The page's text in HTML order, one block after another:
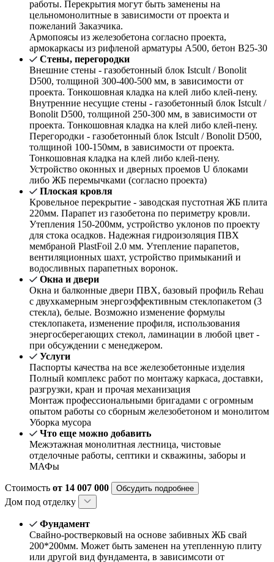
работы. Перекрытия могут быть заменены на
цельномонолитные в зависимости от проекта и
пожеланий Заказчика.
Армопоясы из железобетона согласно проекта,
армокаркасы из рифленой арматуры А500, бетон В25-30
Стены, перегородки
Внешние стены - газобетонный блок Istcult / Bonolit
D500, толщиной 300-400-500 мм, в зависимости от
проекта. Тонкошовная кладка на клей либо клей-пену.
Внутренние несущие стены - газобетонный блок Istcult /
Bonolit D500, толщиной 250-300 мм, в зависимости от
проекта. Тонкошовная кладка на клей либо клей-пену.
Перегородки - газобетонный блок Istcult / Bonolit D500,
толщиной 100-150мм, в зависимости от проекта.
Тонкошовная кладка на клей либо клей-пену.
Устройство оконных и дверных проемов U блоками
либо ЖБ перемычками (согласно проекта)
Плоская кровля
Кровельное перекрытие - заводская пустотная ЖБ плита
220мм. Парапет из газобетона по периметру кровли.
Утепления 150-200мм, устройство уклонов по проекту
для стока осадков. Надежная гидроизоляция ПВХ
мембраной PlastFoil 2.0 мм. Утепление парапетов,
вентиляционных шахт, устройство примыканий и
водосливных парапетных воронок.
Окна и двери
Окна и балконные двери ПВХ, базовый профиль Rehau
с двухкамерным энергоэффективным стеклопакетом (3
стекла), белые. Возможно изменение формулы
стеклопакета, изменение профиля, использования
энергосберегающих стекол, ламинации в любой цвет -
при обсуждении с менеджером.
Услуги
Паспорты качества на все железобетонные изделия
Полный комплекс работ по монтажу каркаса, доставки,
разгрузки, кран и прочая механизация
Монтаж профессиональными бригадами с огромным
опытом работы со сборным железобетоном и монолитом
Уборка мусора
Что еще можно добавить
Межэтажная монолитная лестница, чистовые
отделочные работы, септики и скважины, заборы и
МАФы
Стоимость от 14 007 000 Обсудить подробнее
Дом под отделку
Фундамент
Свайно-ростверковый на основе забивных ЖБ свай
200*200мм. Может быть заменен на утепленную плиту
или другой вид фундамента, в зависимсоти от